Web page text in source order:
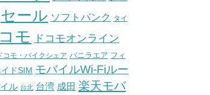
セール ソフトバンク タイ
モ
ドコモオンライン
コモ・バイクシェア バニラエア フィ
ドSIM モバイルWi-Fiルー
ル 台北 台湾 成田 楽天モバ